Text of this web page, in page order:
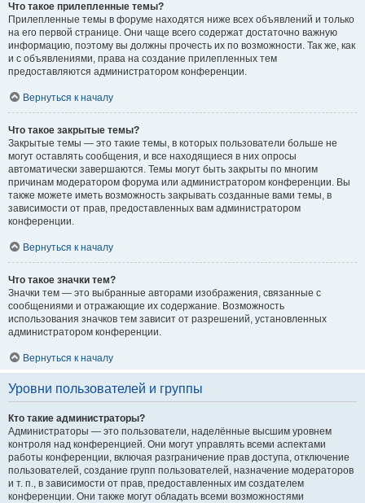
Что такое прилепленные темы?
Прилепленные темы в форуме находятся ниже всех объявлений и только
на его первой странице. Они чаще всего содержат достаточно важную
информацию, поэтому вы должны прочесть их по возможности. Так же, как
и с объявлениями, права на создание прилепленных тем
предоставляются администратором конференции.
Вернуться к началу
Что такое закрытые темы?
Закрытые темы — это такие темы, в которых пользователи больше не
могут оставлять сообщения, и все находящиеся в них опросы
автоматически завершаются. Темы могут быть закрыты по многим
причинам модератором форума или администратором конференции. Вы
также можете иметь возможность закрывать созданные вами темы, в
зависимости от прав, предоставленных вам администратором
конференции.
Вернуться к началу
Что такое значки тем?
Значки тем — это выбранные авторами изображения, связанные с
сообщениями и отражающие их содержание. Возможность
использования значков тем зависит от разрешений, установленных
администратором конференции.
Вернуться к началу
Уровни пользователей и группы
Кто такие администраторы?
Администраторы — это пользователи, наделённые высшим уровнем
контроля над конференцией. Они могут управлять всеми аспектами
работы конференции, включая разграничение прав доступа, отключение
пользователей, создание групп пользователей, назначение модераторов
и т. п., в зависимости от прав, предоставленных им создателем
конференции. Они также могут обладать всеми возможностями